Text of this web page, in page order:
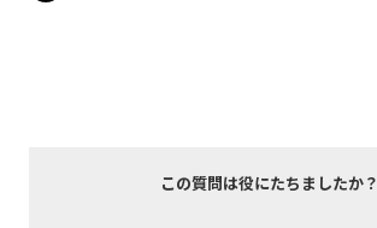
この質問は役にたちましたか？